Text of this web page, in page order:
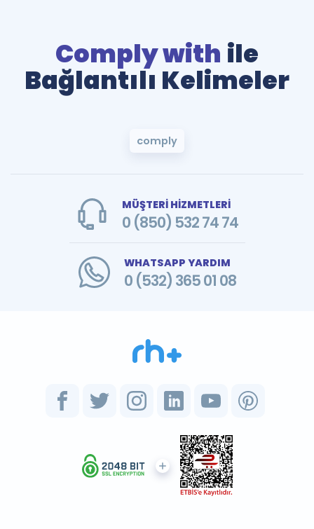
Comply with ile
Bağlantılı Kelimeler
comply
MÜŞTERİ HİZMETLERİ
0 (850) 532 74 74
WHATSAPP YARDIM
0 (532) 365 01 08